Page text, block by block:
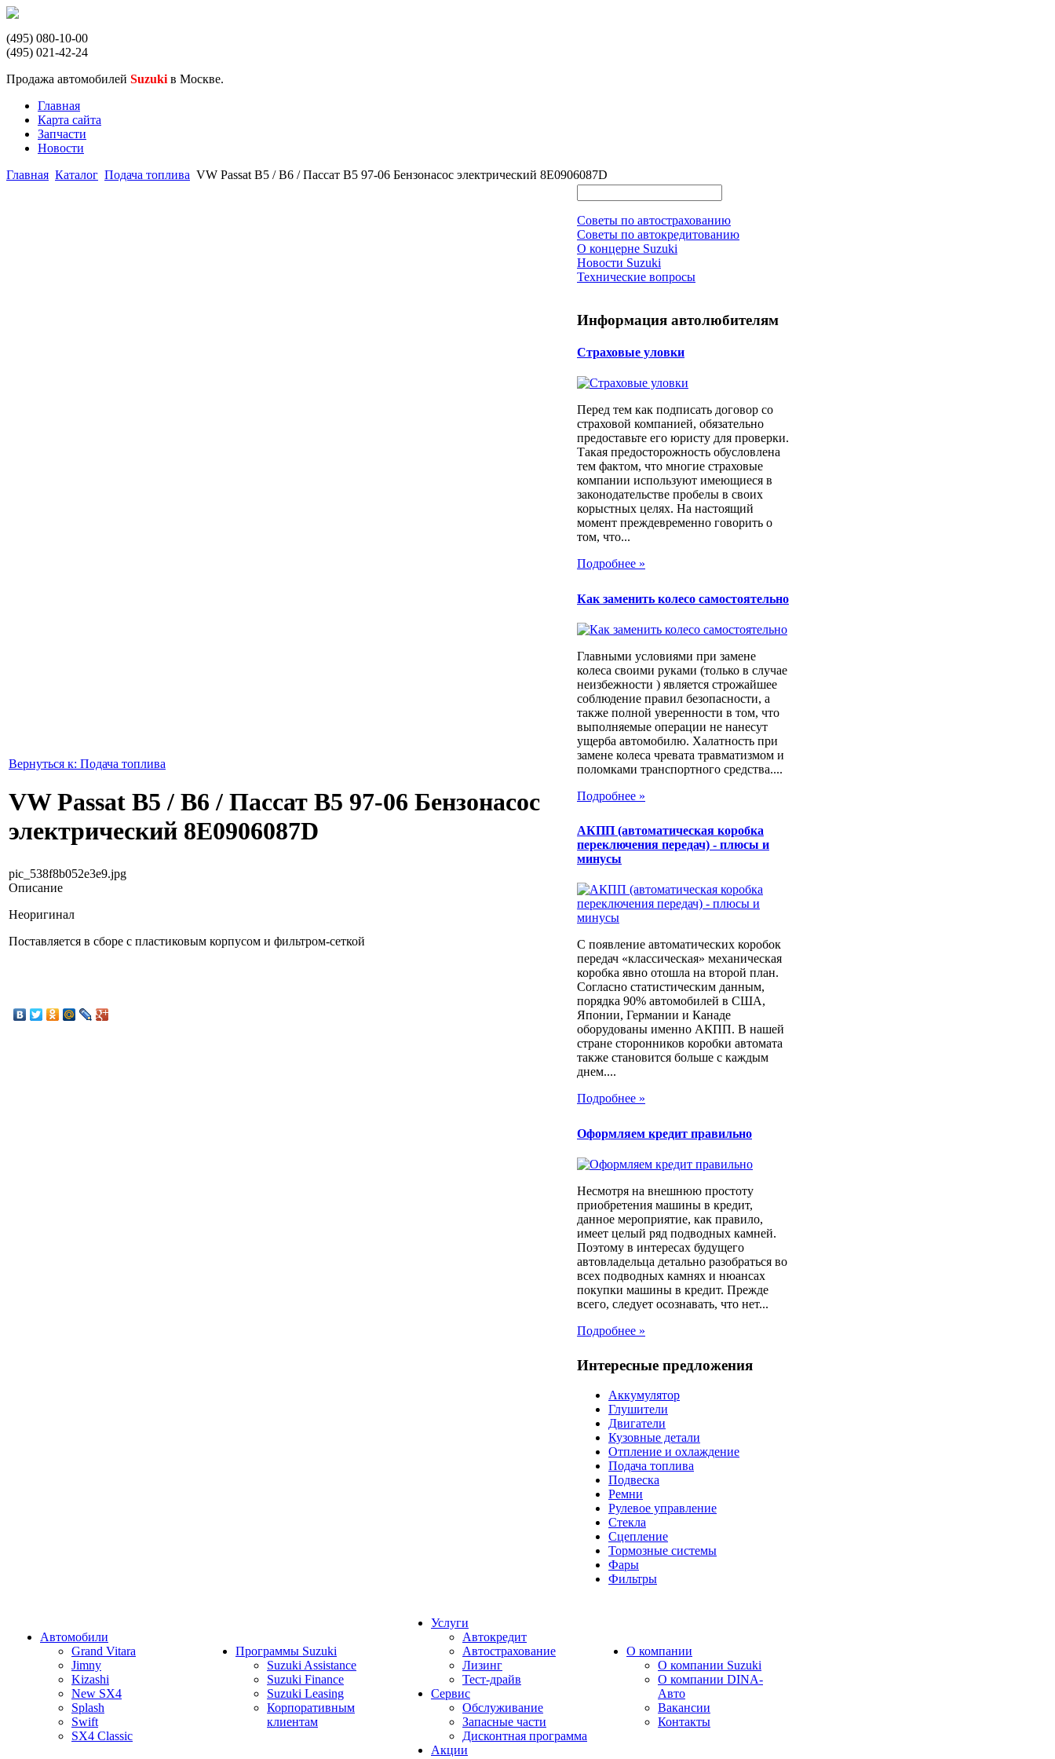
(495) 080-10-00
(495) 021-42-24
Продажа автомобилей Suzuki в Москве.
Главная
Карта сайта
Запчасти
Новости
Главная Каталог Подача топлива VW Passat B5 / B6 / Пассат В5 97-06 Бензонасос электрический 8E0906087D
Вернуться к: Подача топлива
VW Passat B5 / B6 / Пассат В5 97-06 Бензонасос
электрический 8E0906087D
pic_538f8b052e3e9.jpg
Описание
Неоригинал
Поставляется в сборе с пластиковым корпусом и фильтром-сеткой
Советы по автострахованию
Советы по автокредитованию
О концерне Suzuki
Новости Suzuki
Технические вопросы
Информация автолюбителям
Страховые уловки
Перед тем как подписать договор со
страховой компанией, обязательно
предоставьте его юристу для проверки.
Такая предосторожность обусловлена
тем фактом, что многие страховые
компании используют имеющиеся в
законодательстве пробелы в своих
корыстных целях. На настоящий
момент преждевременно говорить о
том, что...
Подробнее »
Как заменить колесо самостоятельно
Главными условиями при замене
колеса своими руками (только в случае
неизбежности ) является строжайшее
соблюдение правил безопасности, а
также полной уверенности в том, что
выполняемые операции не нанесут
ущерба автомобилю. Халатность при
замене колеса чревата травматизмом и
поломками транспортного средства....
Подробнее »
АКПП (автоматическая коробка
переключения передач) - плюсы и
минусы
С появление автоматических коробок
передач «классическая» механическая
коробка явно отошла на второй план.
Согласно статистическим данным,
порядка 90% автомобилей в США,
Японии, Германии и Канаде
оборудованы именно АКПП. В нашей
стране сторонников коробки автомата
также становится больше с каждым
днем....
Подробнее »
Оформляем кредит правильно
Несмотря на внешнюю простоту
приобретения машины в кредит,
данное мероприятие, как правило,
имеет целый ряд подводных камней.
Поэтому в интересах будущего
автовладельца детально разобраться во
всех подводных камнях и нюансах
покупки машины в кредит. Прежде
всего, следует осознавать, что нет...
Подробнее »
Интересные предложения
Аккумулятор
Глушители
Двигатели
Кузовные детали
Отпление и охлаждение
Подача топлива
Подвеска
Ремни
Рулевое управление
Стекла
Сцепление
Тормозные системы
Фары
Фильтры
Автомобили
Grand Vitara
Jimny
Kizashi
New SX4
Splash
Swift
SX4 Classic
Программы Suzuki
Suzuki Assistance
Suzuki Finance
Suzuki Leasing
Корпоративным
клиентам
Услуги
Автокредит
Автострахование
Лизинг
Тест-драйв
Сервис
Обслуживание
Запасные части
Дисконтная программа
Акции
О компании
О компании Suzuki
О компании DINA-
Авто
Вакансии
Контакты